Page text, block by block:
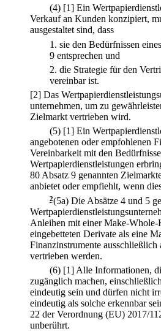
(4) [1] Ein
Verkauf an Kunden konzipiert,
ausgestaltet sind, dass
1. sie den Bedürfnissen
9 entsprechen und
2. die Strategie für den
vereinbar ist.
[2] Das
unternehmen, um zu
Zielmarkt vertrieben wird.
(5) [1] Ein
angebotenen oder empfohlenen
Vereinbarkeit mit den
Wertpapierdienstleistungen
80 Absatz 9 genannten
anbietet oder empfiehlt, wenn
2(5a) Die Absätze 4 und 5
Anleihen mit einer Make-Whole-
eingebetteten Derivate als eine
Finanzinstrumente ausschließlich
vertrieben werden.
(6) [1] Alle Informationen,
zugänglich machen,
eindeutig sein und dürfen nicht
eindeutig als solche erkennbar
22 der Verordnung (EU) 2017/
unberührt.